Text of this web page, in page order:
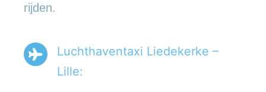
rijden.
Luchthaventaxi Liedekerke –
Lille: